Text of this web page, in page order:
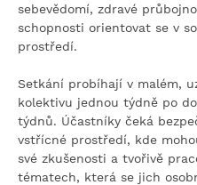
sebevědomí, zdravé
schopnosti orientovat se v
prostředí.
Setkání probíhají v malém,
kolektivu jednou týdně po
týdnů. Účastníky čeká
vstřícné prostředí, kde
své zkušenosti a tvořivě
tématech, která se jich